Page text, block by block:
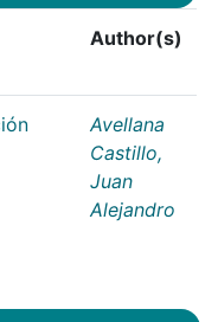
Author(s)
Avellana
Castillo,
Juan
Alejandro